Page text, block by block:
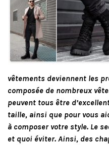
vêtements deviennent les
composée de nombreux
peuvent tous être
taille, ainsi que pour vous
à composer votre style. Le
et quoi éviter. Ainsi, des